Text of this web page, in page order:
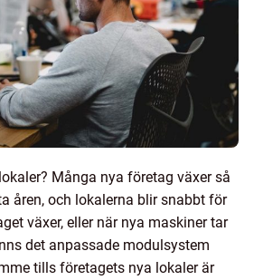
Många nya företag växer så
åren, och lokalerna blir snabbt för
växer, eller när nya maskiner tar
det anpassade modulsystem
tills företagets nya lokaler är